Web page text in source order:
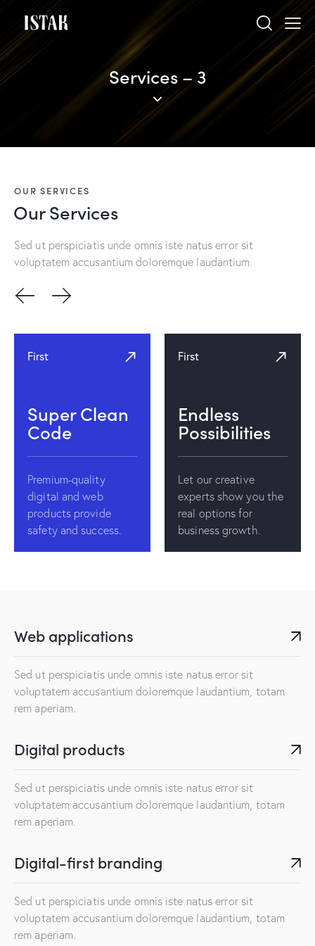
Services – 3
OUR SERVICES
Our Services
Sed ut perspiciatis unde omnis iste natus error sit
voluptatem accusantium doloremque laudantium.
First
Super Clean
Code
Premium-quality
digital and web
products provide
safety and success.
First
Endless
Possibilities
Let our creative
experts show you the
real options for
business growth.
Web applications
Sed ut perspiciatis unde omnis iste natus error sit
voluptatem accusantium doloremque laudantium, totam
rem aperiam.
Digital products
Sed ut perspiciatis unde omnis iste natus error sit
voluptatem accusantium doloremque laudantium, totam
rem aperiam.
Digital-first branding
Sed ut perspiciatis unde omnis iste natus error sit
voluptatem accusantium doloremque laudantium, totam
rem aperiam.